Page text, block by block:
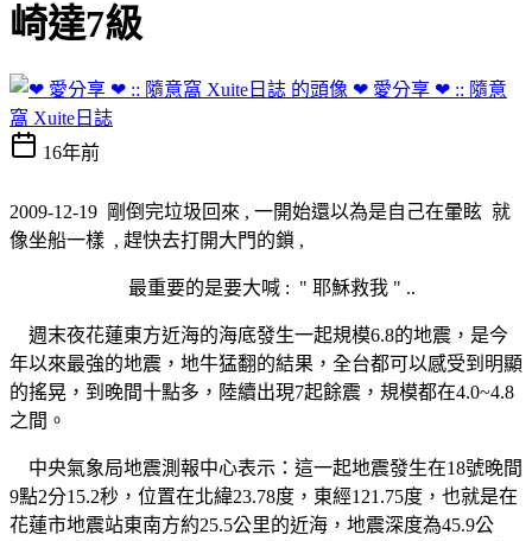
崎達7級
❤ 愛分享 ❤ :: 隨意
窩 Xuite日誌
16年前
2009-12-19 剛倒完垃圾回來 , 一開始還以為是自己在暈眩 就
像坐船一樣 , 趕快去打開大門的鎖 ,
最重要的是要大喊 : " 耶穌救我 " ..
週末夜花蓮東方近海的海底發生一起規模6.8的地震，是今
年以來最強的地震，地牛猛翻的結果，全台都可以感受到明顯
的搖晃，到晚間十點多，陸續出現7起餘震，規模都在4.0~4.8
之間。
中央氣象局地震測報中心表示：這一起地震發生在18號晚間
9點2分15.2秒，位置在北緯23.78度，東經121.75度，也就是在
花蓮市地震站東南方約25.5公里的近海，地震深度為45.9公